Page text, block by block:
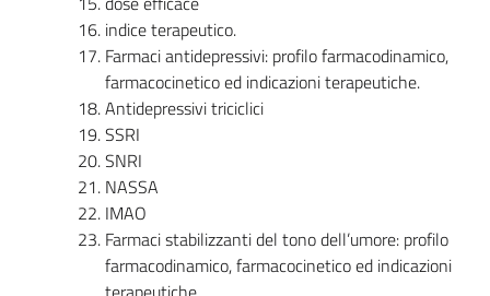
indice terapeutico.
Farmaci antidepressivi: profilo farmacodinamico,
farmacocinetico ed indicazioni terapeutiche.
Antidepressivi triciclici
SSRI
SNRI
NASSA
IMAO
Farmaci stabilizzanti del tono dell’umore: profilo
farmacodinamico, farmacocinetico ed indicazioni